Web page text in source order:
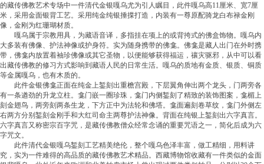
的藏传佛教艺术专场中一件清代金银嘎乌尤为引人瞩目，此件嘎乌高11厘米、宽7厘
米，采用金面银背工艺。采用纯金纯银捶揲打造，内装有一尊原配骑龙白布禄金刚
像，金刚为红珊瑚材质。
嘎乌属于宗教用具，为藏语音译，多指挂在项上的或背挎式的佛盒饰物。嘎乌内
大多装有佛像、护法神像或护身符。实为随身携带的佛龛。佛龛是藏人出门在外时携
带，佛龛内放置着袖珍佛像或其它圣物，以便能够获得福运，禳灾驱邪，从中可以看
出藏传佛教的修习方式影响到藏语人民的日常生活。嘎乌的质地有金质、银质、铜质
等金属嘎乌，也有木质的。
此件金银佛龛正面在纯金上錾刻出重檐宫殿，下层翼角伸出两个龙头，门两旁各
有一条遒劲的升龙立柱。龛门嵌一圈珍珠，龛门内侧錾刻了精致的装饰图案，龛楣上
刻金翅鸟，两旁刻两条生龙，下方正中为法轮和佛塔。龛面遍刻卷草纹，龛门外侧左
右两方分别錾刻金刚手和大红司命主两尊护法神像。背面在纯银上錾刻出六字真言。
六字真言又称密宗百字咒，是藏传佛教僧众经常念诵的重要咒语之一，简化后成为六
字咒文。
此件清代金银嘎乌錾刻工艺精美绝伦，整个嘎乌色泽丰富，做工精细，用料讲
究，实为一件难得的高品质的藏传佛教艺术精品。西藏博物馆收藏有一件类似的金面